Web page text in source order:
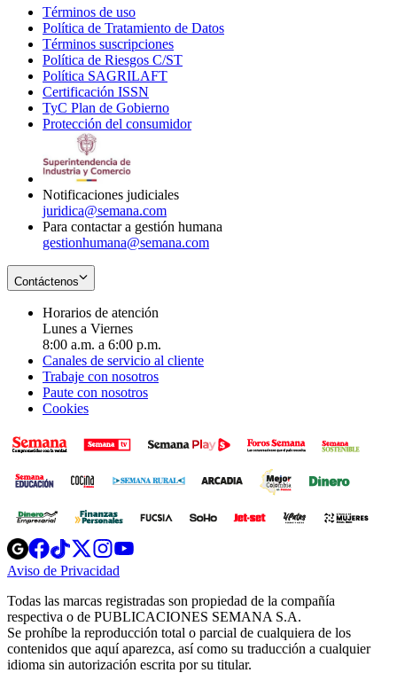
Términos de uso
in
new
window
Política de Tratamiento de Datos
Términos suscripciones
in
Política de Riesgos C/ST
Política SAGRILAFT
new
window
Certificación ISSN
in
new
TyC Plan de Gobierno
in
Protección del consumidorOpens
Notificaciones judiciales
juridica@semana.com
Para contactar a gestión humana
gestionhumana@semana.com
Contáctenos
Horarios de atención
Lunes a Viernes
8:00 a.m. a 6:00 p.m.
Canales de servicio al cliente
Trabaje con nosotros
Paute con nosotros
Cookies
Opens
in
new
Opens
in
new
Opens
in
new
window
Opens
new
windowwindow
Aviso de Privacidad
new
window
Todas las marcas registradas son propiedad de la compañía
respectiva o de PUBLICACIONES SEMANA S.A.
Se prohíbe la reproducción total o parcial de cualquiera de los
contenidos que aquí aparezca, así como su traducción a cualquier
idioma sin autorización escrita por su titular.